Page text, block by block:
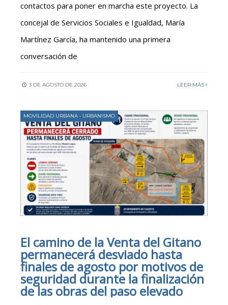
contactos para poner en marcha este proyecto. La
concejal de Servicios Sociales e Igualdad, María
Martínez García, ha mantenido una primera
conversación de
3 DE AGOSTO DE 2026 LEER MÁS
MOVILIDAD URBANA • URBANISMO
El camino de la Venta del Gitano
permanecerá desviado hasta
finales de agosto por motivos de
seguridad durante la finalización
de las obras del paso elevado